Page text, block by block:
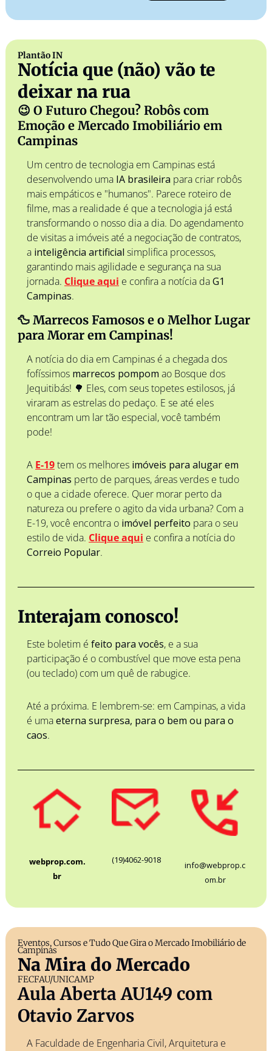
Plantão IN
Notícia que (não) vão te
deixar na rua
😉 O Futuro Chegou? Robôs com
Emoção e Mercado Imobiliário em
Campinas
Um centro de tecnologia em Campinas está
desenvolvendo uma IA brasileira para criar robôs
mais empáticos e "humanos". Parece roteiro de
filme, mas a realidade é que a tecnologia já está
transformando o nosso dia a dia. Do agendamento
de visitas a imóveis até a negociação de contratos,
a inteligência artificial simplifica processos,
garantindo mais agilidade e segurança na sua
jornada. Clique aqui e confira a notícia da G1
Campinas.
🦆 Marrecos Famosos e o Melhor Lugar
para Morar em Campinas!
A notícia do dia em Campinas é a chegada dos
fofíssimos marrecos pompom ao Bosque dos
Jequitibás! 🌳 Eles, com seus topetes estilosos, já
viraram as estrelas do pedaço. E se até eles
encontram um lar tão especial, você também
pode!
A E-19 tem os melhores imóveis para alugar em
Campinas perto de parques, áreas verdes e tudo
o que a cidade oferece. Quer morar perto da
natureza ou prefere o agito da vida urbana? Com a
E-19, você encontra o imóvel perfeito para o seu
estilo de vida. Clique aqui
Correio Popular.
Interajam conosco!
Este boletim é feito para vocês, e a sua
participação é o combustível que move esta pena
(ou teclado) com um quê de rabugice.
Até a próxima. E lembrem-se: em Campinas, a vida
é uma eterna surpresa, para o bem ou para o
caos.
webprop.com.
br
(19)4062-9018
info@webprop.c
om.br
Eventos, Cursos e Tudo Que Gira o Mercado Imobiliário de
Campinas
Na Mira do Mercado
FECFAU/UNICAMP
Aula Aberta AU149 com
Otavio Zarvos
A Faculdade de Engenharia Civil, Arquitetura e